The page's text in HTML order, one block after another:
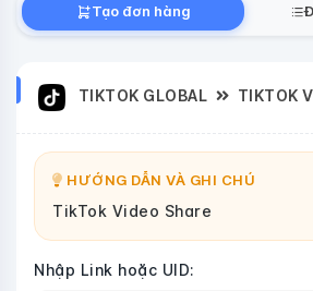
Tạo đơn hàng
TIKTOK GLOBAL TIKTOK
HƯỚNG DẪN VÀ GHI CHÚ
TikTok Video Share
Nhập Link hoặc UID: